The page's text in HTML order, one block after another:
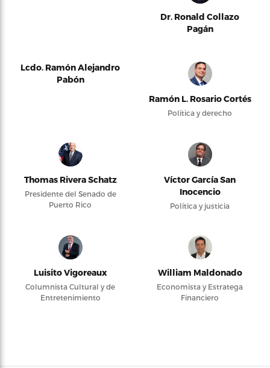
Dr. Ronald Collazo
Pagán
Lcdo. Ramón Alejandro
Pabón
Ramón L. Rosario Cortés
Política y derecho
Thomas Rivera Schatz
Presidente del Senado de
Puerto Rico
Víctor García San
Inocencio
Política y justicia
Luisito Vigoreaux
Columnista Cultural y de
Entretenimiento
William Maldonado
Economista y Estratega
Financiero